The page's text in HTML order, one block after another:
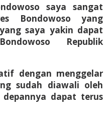
saya sangat
Bondowoso yang
saya yakin dapat
Republik
dengan menggelar
sudah diawali oleh
dapat terus